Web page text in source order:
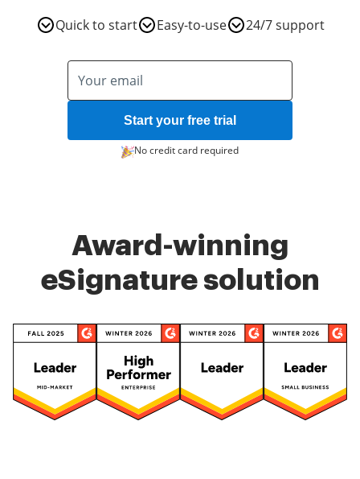
Quick to start Easy-to-use 24/7 support
Start your free trial
No credit card required
Award-winning
eSignature solution